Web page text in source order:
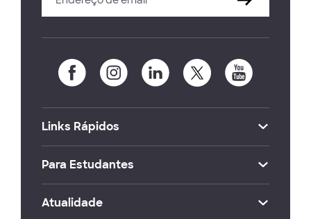
Links Rápidos
Para Estudantes
Atualidade